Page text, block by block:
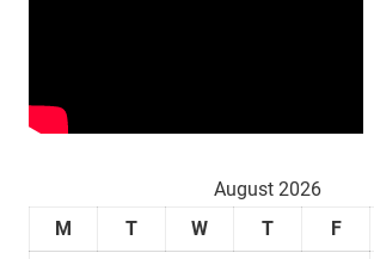
August 2026
M
T W T F